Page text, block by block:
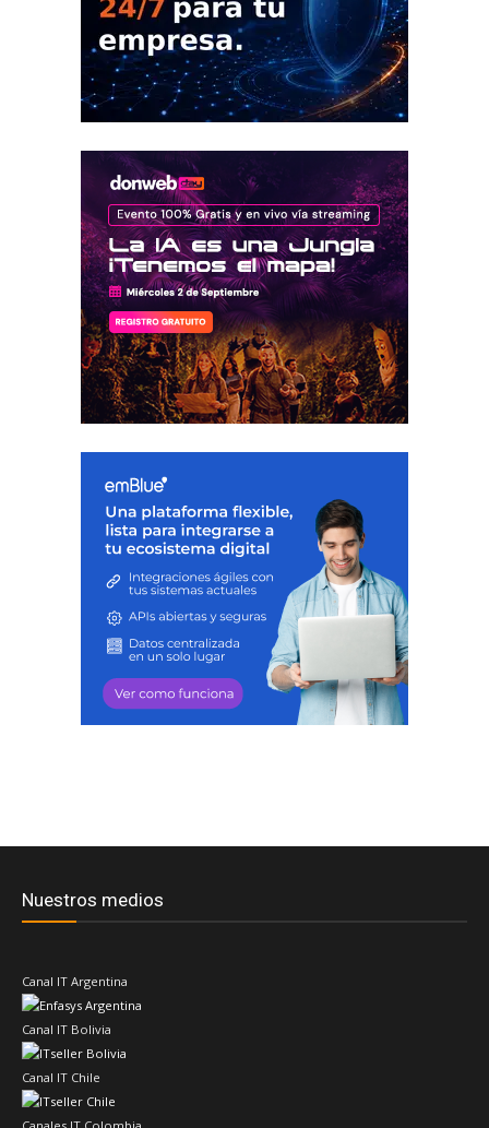
Nuestros medios
Canal IT Argentina
Canal IT Bolivia
Canal IT Chile